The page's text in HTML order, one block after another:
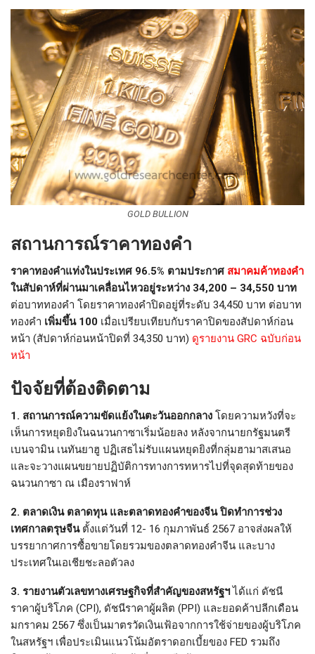
GOLD BULLION
สถานการณ์ราคาทองคำ
ราคาทองคำแท่งในประเทศ 96.5% ตามประกาศ สมาคมค้าทองคำ
ในสัปดาห์ที่ผ่านมาเคลื่อนไหวอยู่ระหว่าง 34,200 – 34,550 บาท
ต่อบาททองคำ โดยราคาทองคำปิดอยู่ที่ระดับ 34,450 บาท ต่อบาท
ทองคำ เพิ่มขึ้น 100 เมื่อเปรียบเทียบกับราคาปิดของสัปดาห์ก่อน
หน้า (สัปดาห์ก่อนหน้าปิดที่ 34,350 บาท) ดูรายงาน GRC ฉบับก่อน
หน้า
ปัจจัยที่ต้องติดตาม
1. สถานการณ์ความขัดแย้งในตะวันออกกลาง โดยความหวังที่จะ
เห็นการหยุดยิงในฉนวนกาซาเริ่มน้อยลง หลังจากนายกรัฐมนตรี
เบนจามิน เนทันยาฮู ปฏิเสธไม่รับแผนหยุดยิงที่กลุ่มฮามาสเสนอ
และจะวางแผนขยายปฏิบัติการทางการทหารไปที่จุดสุดท้ายของ
ฉนวนกาซา ณ เมืองราฟาห์
2. ตลาดเงิน ตลาดทุน และตลาดทองคำของจีน ปิดทำการช่วง
เทศกาลตรุษจีน ตั้งแต่วันที่ 12- 16 กุมภาพันธ์ 2567 อาจส่งผลให้
บรรยากาศการซื้อขายโดยรวมของตลาดทองคำจีน และบาง
ประเทศในเอเชียชะลอตัวลง
3. รายงานตัวเลขทางเศรษฐกิจที่สำคัญของสหรัฐฯได้แก่ ดัชนี
ราคาผู้บริโภค (CPI), ดัชนีราคาผู้ผลิต (PPI) และยอดค้าปลีกเดือน
มกราคม 2567 ซึ่งเป็นมาตรวัดเงินเฟ้อจากการใช้จ่ายของผู้บริโภค
ในสหรัฐฯ เพื่อประเมินแนวโน้มอัตราดอกเบี้ยของ FED รวมถึง